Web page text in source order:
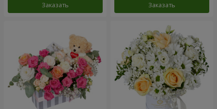
Заказать Заказать